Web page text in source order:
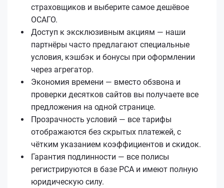
страховщиков и выберите самое дешёвое
ОСАГО.
Доступ к эксклюзивным акциям — наши
партнёры часто предлагают специальные
условия, кэшбэк и бонусы при оформлении
через агрегатор.
Экономия времени — вместо обзвона и
проверки десятков сайтов вы получаете все
предложения на одной странице.
Прозрачность условий — все тарифы
отображаются без скрытых платежей, с
чётким указанием коэффициентов и скидок.
Гарантия подлинности — все полисы
регистрируются в базе РСА и имеют полную
юридическую силу.